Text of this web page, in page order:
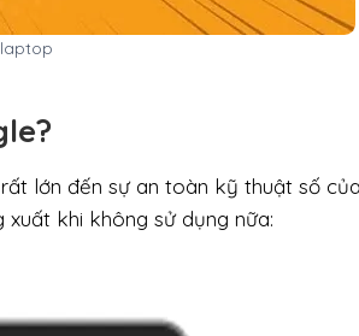
lớn đến sự an toàn kỹ thuật số
khi không sử dụng nữa: